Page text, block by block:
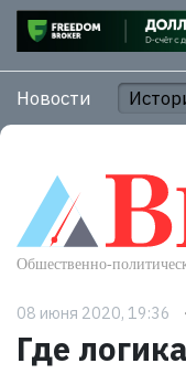
Новости
08 июня 2020, 19:36
Где